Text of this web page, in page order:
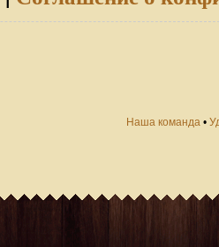
Наша команда •